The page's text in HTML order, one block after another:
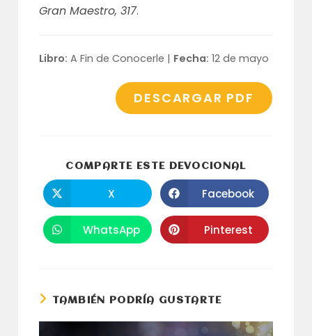
Gran Maestro, 317.
Libro: A Fin de Conocerle | Fecha: 12 de mayo
DESCARGAR PDF
COMPARTE ESTE DEVOCIONAL
abre
en
una
nueva
ventana
X Se
abre
en
una
nueva
ventana
Facebook
Se
abre
WhatsApp Se
abre
Pinterest
TAMBIÉN PODRÍA GUSTARTE